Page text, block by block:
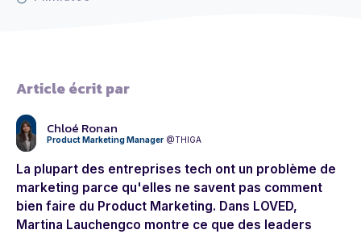
Article écrit par
Chloé Ronan
Product Marketing Manager @THIGA
La plupart des entreprises tech ont un problème de
marketing parce qu'elles ne savent pas comment
bien faire du Product Marketing. Dans LOVED,
Martina Lauchengco montre ce que des leaders